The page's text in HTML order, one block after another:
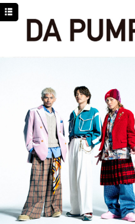
NEWS
PROFILE
MOVIE
LINE
YouTube
BLOG
Facebook
Twitter